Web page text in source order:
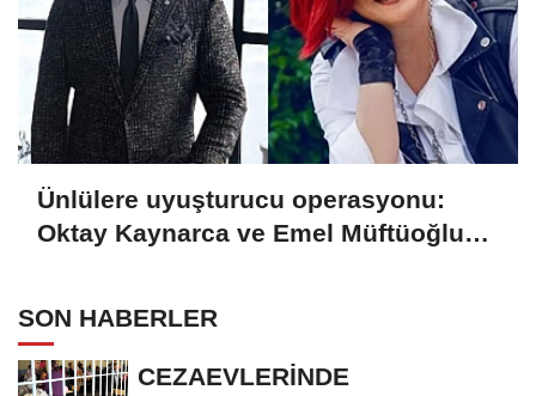
Ünlülere uyuşturucu operasyonu:
Oktay Kaynarca ve Emel Müftüoğlu
SON HABERLER
CEZAEVLERİNDE